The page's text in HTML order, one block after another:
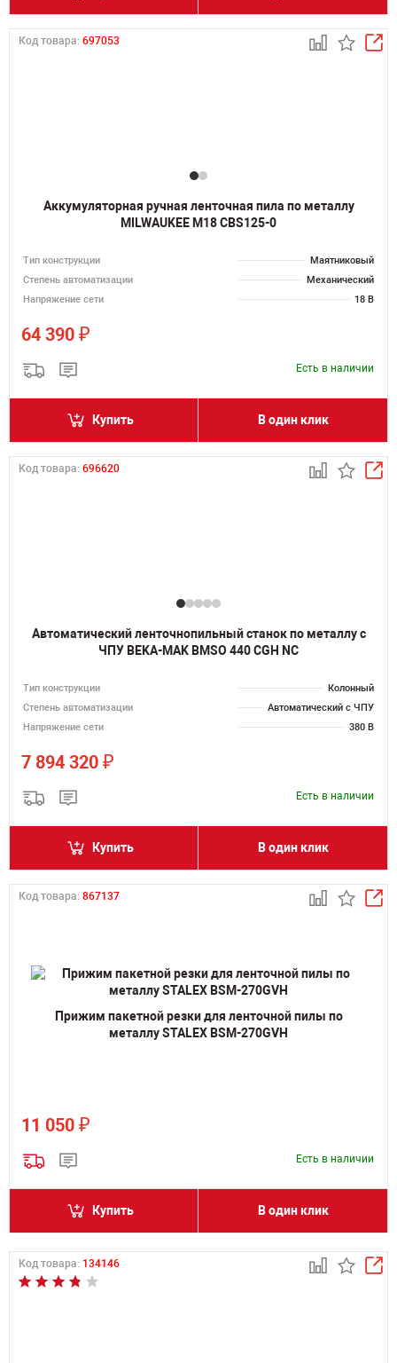
Код товара: 697053
Аккумуляторная ручная ленточная пила по металлу
MILWAUKEE M18 CBS125-0
Тип конструкции
Маятниковый
Степень автоматизации
Механический
Напряжение сети
18 В
64 390 ₽
Есть в наличии
Купить В один клик
Код товара: 696620
Автоматический ленточнопильный станок по металлу с
ЧПУ BEKA-MAK BMSO 440 CGH NC
Тип конструкции
Колонный
Степень автоматизации
Автоматический с ЧПУ
Напряжение сети
380 В
7 894 320 ₽
Есть в наличии
Купить В один клик
Код товара: 867137
Прижим пакетной резки для ленточной пилы по
металлу STALEX BSM-270GVH
11 050 ₽
Есть в наличии
Купить В один клик
Код товара: 134146